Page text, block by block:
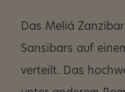
Das Meliá
Sansibars auf
verteilt. Das